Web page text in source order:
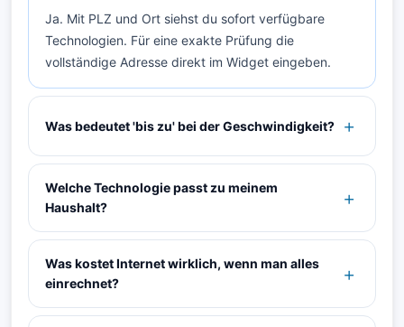
Ja. Mit PLZ und Ort siehst du sofort verfügbare
Technologien. Für eine exakte Prüfung die
vollständige Adresse direkt im Widget eingeben.
Was bedeutet 'bis zu' bei der Geschwindigkeit?
Welche Technologie passt zu meinem
Haushalt?
Was kostet Internet wirklich, wenn man alles
einrechnet?